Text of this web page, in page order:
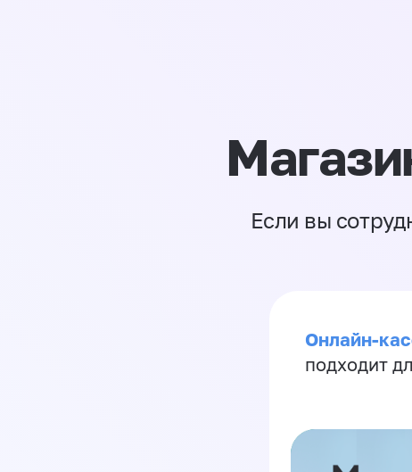
Если вы
Онлайн-
подходит